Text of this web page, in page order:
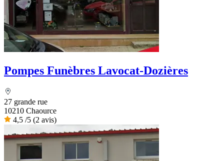
Pompes Funèbres Lavocat-Dozières
27 grande rue
10210 Chaource
4,5 /5 (2 avis)